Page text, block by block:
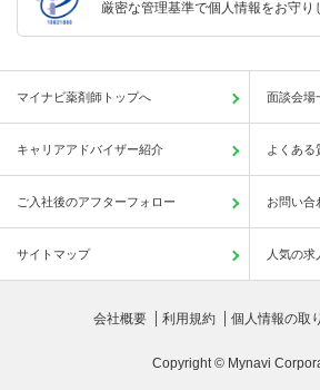
厳密な管理基準で個人情報をお守り
マイナビ薬剤師トップへ 面談会場
キャリアアドバイザー紹介 よくある
ご入社後のアフターフォロー お問い合
サイトマップ 人気の
会社概要 利用規約 個人情報の取
Copyright © Mynavi